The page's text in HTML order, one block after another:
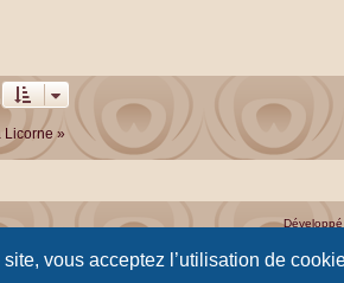
vous acceptez l’utilisation de
Licorne »